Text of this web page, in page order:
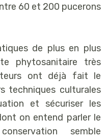
60 et 200 pucerons
de plus en plus
phytosanitaire très
ont déjà fait le
techniques culturales
et sécuriser les
on entend parler le
semble